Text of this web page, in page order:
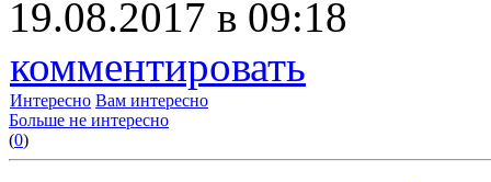
19.08.2017 в 09:18
комментировать
Интересно Вам интересно
Больше не интересно
(0)